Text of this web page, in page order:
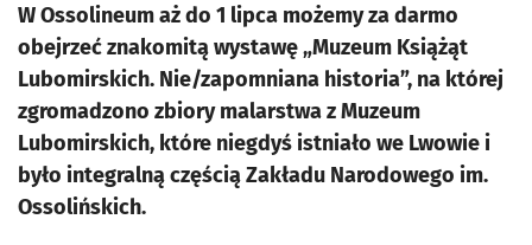
W Ossolineum aż do 1 lipca możemy za darmo
obejrzeć znakomitą wystawę „Muzeum Książąt
Lubomirskich. Nie/zapomniana historia”, na której
zgromadzono zbiory malarstwa z Muzeum
Lubomirskich, które niegdyś istniało we Lwowie i
było integralną częścią Zakładu Narodowego im.
Ossolińskich.